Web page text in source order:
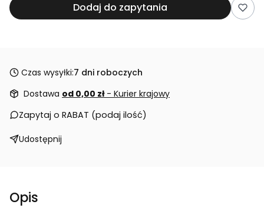
Dodaj do zapytania
Czas wysyłki:7 dni roboczych
Dostawa od 0,00 zł - Kurier krajowy
Zapytaj o RABAT (podaj ilość)
Udostępnij
Opis